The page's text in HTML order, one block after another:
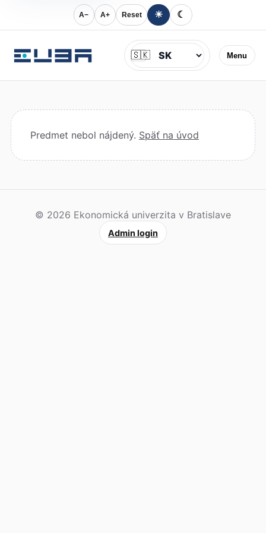
A− A+ Reset ☀ ☾
Menu
Jazyk
🇸🇰
Predmet nebol nájdený. Späť na úvod
© 2026 Ekonomická univerzita v Bratislave
Admin login